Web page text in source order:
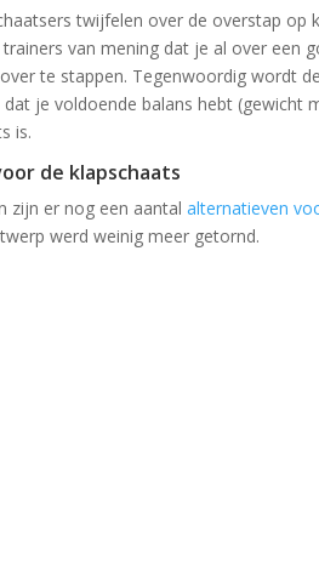
twijfelen over de overstap op
van mening dat je al over een
te stappen. Tegenwoordig wordt
dat je voldoende balans hebt
is.
de klapschaats
zijn er nog een aantal alternatieven
werd weinig meer getornd.